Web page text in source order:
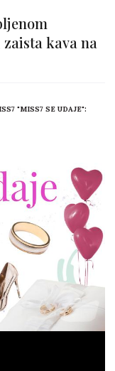
kava na
"MISS7 SE UDAJE":